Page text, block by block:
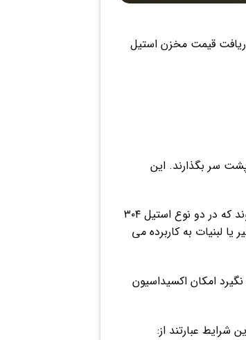
قیمت مخزن استیل
سر بگذارند. این
مخازن استیل دارای مزیت های متعددی برای حمل و نقل مواد غذایی و لبنیات هستند و از ورق های فولاد ضدزنگ ساخته می شوند که در دو نوع استیل ۳۰۴
یا لبنیات به کاربرده می
امکان اکسیداسیون
شرایط عبارتند از: